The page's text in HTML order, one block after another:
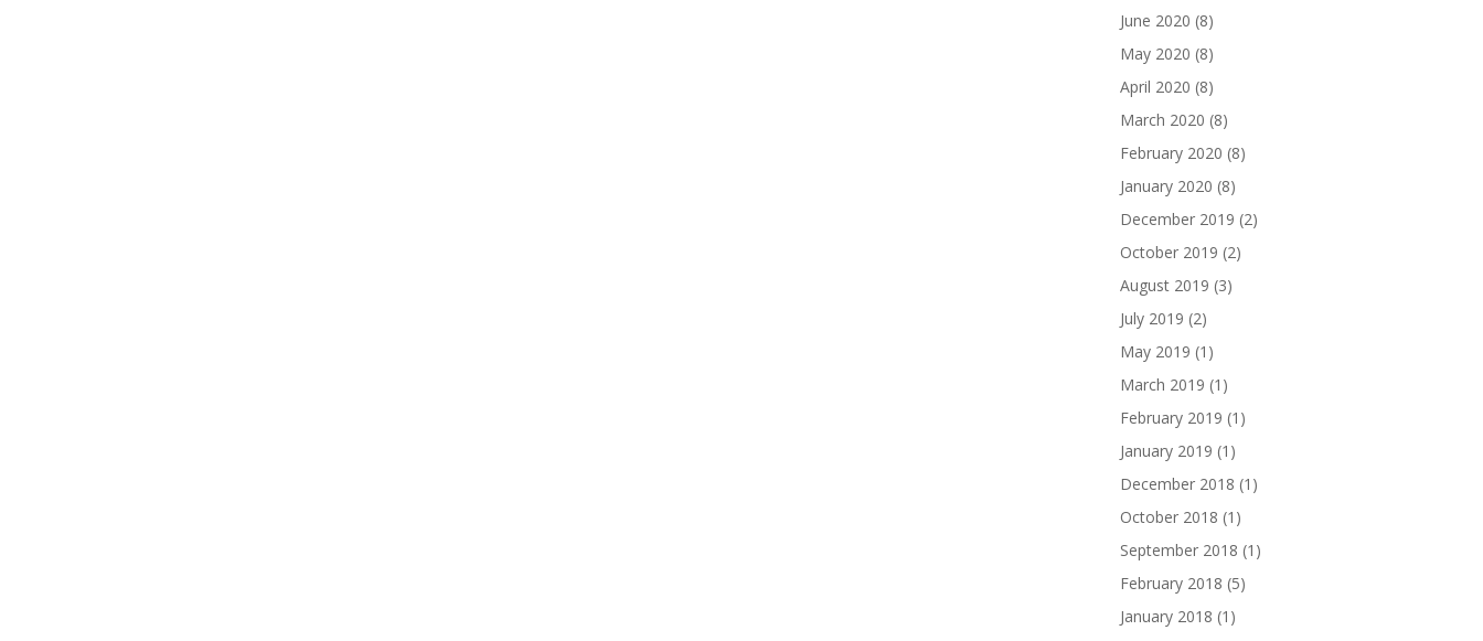
June 2020 (8)
May 2020 (8)
April 2020 (8)
March 2020 (8)
February 2020 (8)
January 2020 (8)
December 2019 (2)
October 2019 (2)
August 2019 (3)
July 2019 (2)
May 2019 (1)
March 2019 (1)
February 2019 (1)
January 2019 (1)
December 2018 (1)
October 2018 (1)
September 2018 (1)
February 2018 (5)
January 2018 (1)